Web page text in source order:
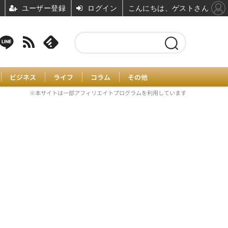
ビジネス ライフ コラム その他
※本サイトは一部アフィリエイトプログラムを利用しています
ユーザー登録 ログイン こんにちは、ゲストさん